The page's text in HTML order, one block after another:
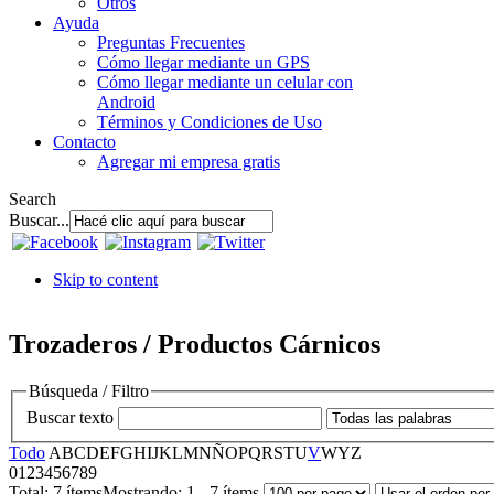
Ayuda
Preguntas Frecuentes
Cómo llegar mediante un GPS
Cómo llegar mediante un celular con
Android
Términos y Condiciones de Uso
Contacto
Agregar mi empresa gratis
Search
Buscar...
Skip to content
Trozaderos / Productos Cárnicos
Búsqueda / Filtro
Buscar texto
Todo ABCDEFGHIJKLMNÑOPQRSTUVWYZ
01 23456789